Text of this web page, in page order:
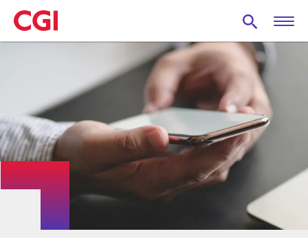
Skip
to
main